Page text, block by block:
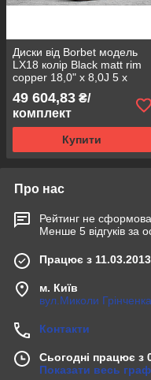
Диски від Borbet модель
LX18 колір Black matt rim
copper 18,0" x 8,0J 5 x
112,0 DIA 66,6 ET 40,0
49 604,83 ₴/
комплект
Купити
Про нас
Рейтинг не
Менше 5 відгуків за
Працює з 11.03.2013
м. Київ
вул.Миколи
Контакти
Сьогодні працює з
Показати весь